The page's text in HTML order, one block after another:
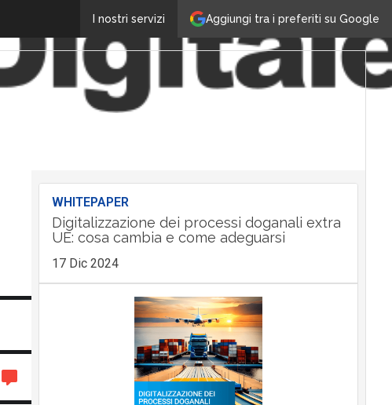
Aggiungi tra i preferiti su Google
I nostri servizi
WHITEPAPER
Digitalizzazione dei processi doganali extra
UE: cosa cambia e come adeguarsi
17 Dic 2024